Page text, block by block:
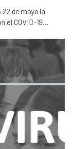
de mayo la
COVID-19…